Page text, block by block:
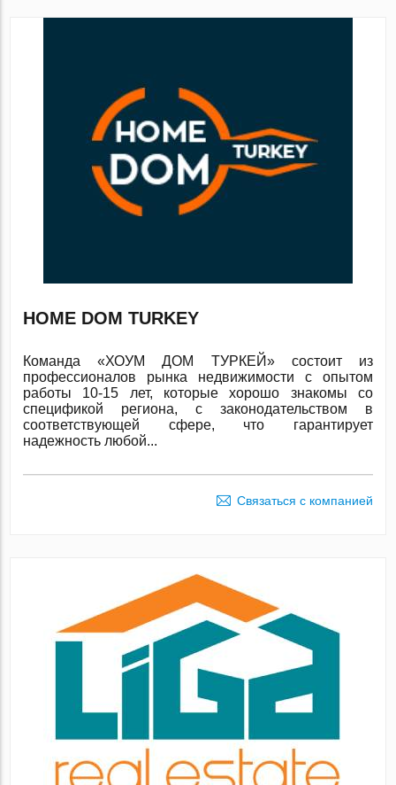
HOME DOM TURKEY
Команда «ХОУМ ДОМ ТУРКЕЙ» состоит из
профессионалов рынка недвижимости с опытом
работы 10-15 лет, которые хорошо знакомы со
спецификой региона, с законодательством в
соответствующей сфере, что гарантирует
надежность любой...
Связаться с компанией